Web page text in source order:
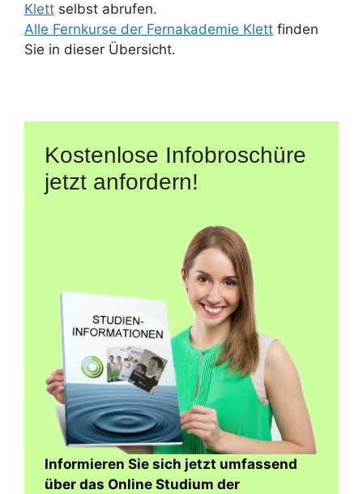
Klett selbst abrufen.
Alle Fernkurse der Fernakademie Klett finden
Sie in dieser Übersicht.
Kostenlose Infobroschüre
jetzt anfordern!
Informieren Sie sich jetzt umfassend
über das Online Studium der